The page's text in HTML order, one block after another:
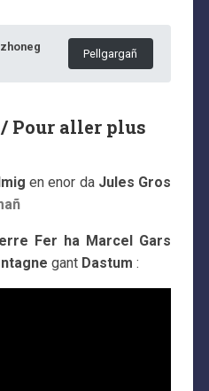
Pellgargañ
Pour aller plus
en enor da Jules Gros
Fer ha Marcel Gars
gant Dastum :